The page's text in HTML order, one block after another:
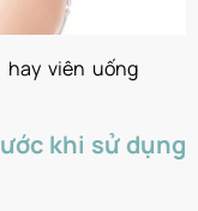
hay viên uống
khi sử dụng